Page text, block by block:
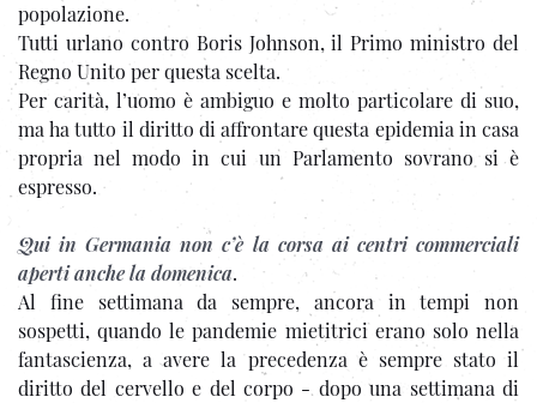
popolazione.
Tutti urlano contro Boris Johnson, il Primo ministro del
Regno Unito per questa scelta.
Per carità, l’uomo è ambiguo e molto particolare di suo,
ma ha tutto il diritto di affrontare questa epidemia in casa
propria nel modo in cui un Parlamento sovrano si è
espresso.
Qui in Germania non c’è la corsa ai centri commerciali
aperti anche la domenica.
Al fine settimana da sempre, ancora in tempi non
sospetti, quando le pandemie mietitrici erano solo nella
fantascienza, a avere la precedenza è sempre stato il
diritto del cervello e del corpo - dopo una settimana di